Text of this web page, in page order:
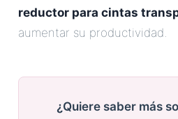
reductor para cintas
aumentar su productividad.
¿Quiere saber más